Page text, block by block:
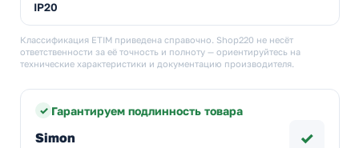
IP20
Классификация ETIM приведена справочно. Shop220 не несёт
ответственности за её точность и полноту — ориентируйтесь на
технические характеристики и документацию производителя.
Гарантируем подлинность товара
Simon ✓